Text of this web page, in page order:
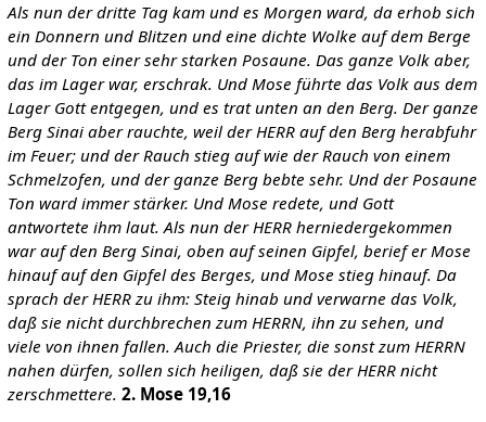
Als nun der dritte Tag kam und es Morgen ward, da erhob sich
ein Donnern und Blitzen und eine dichte Wolke auf dem Berge
und der Ton einer sehr starken Posaune. Das ganze Volk aber,
das im Lager war, erschrak. Und Mose führte das Volk aus dem
Lager Gott entgegen, und es trat unten an den Berg. Der ganze
Berg Sinai aber rauchte, weil der HERR auf den Berg herabfuhr
im Feuer; und der Rauch stieg auf wie der Rauch von einem
Schmelzofen, und der ganze Berg bebte sehr. Und der Posaune
Ton ward immer stärker. Und Mose redete, und Gott
antwortete ihm laut. Als nun der HERR herniedergekommen
war auf den Berg Sinai, oben auf seinen Gipfel, berief er Mose
hinauf auf den Gipfel des Berges, und Mose stieg hinauf. Da
sprach der HERR zu ihm: Steig hinab und verwarne das Volk,
daß sie nicht durchbrechen zum HERRN, ihn zu sehen, und
viele von ihnen fallen. Auch die Priester, die sonst zum HERRN
nahen dürfen, sollen sich heiligen, daß sie der HERR nicht
zerschmettere. 2. Mose 19,16